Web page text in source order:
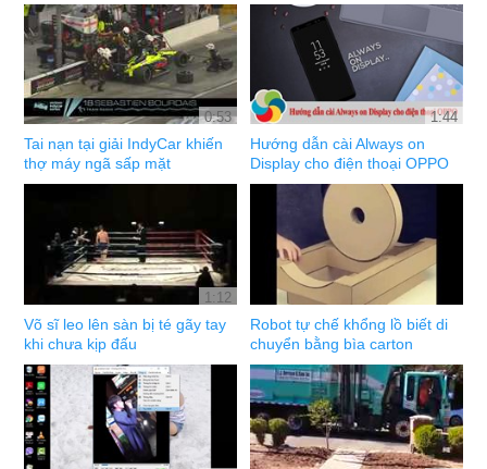
0:53
Tai nạn tại giải IndyCar khiến
thợ máy ngã sấp mặt
1:44
Hướng dẫn cài Always on
Display cho điện thoại OPPO
1:12
Võ sĩ leo lên sàn bị té gãy tay
khi chưa kịp đấu
Robot tự chế khổng lồ biết di
chuyển bằng bìa carton